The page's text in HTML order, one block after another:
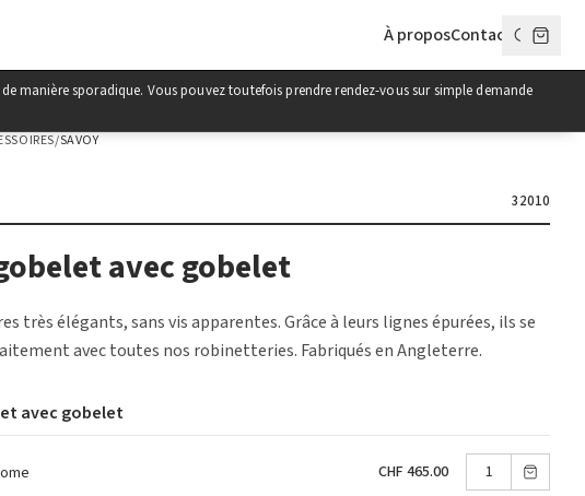
manière sporadique. Vous pouvez toutefois prendre rendez-vous sur simple demande
À proposContact
/SAVOY
32010
avec gobelet
très élégants, sans vis apparentes. Grâce à leurs lignes épurées, ils se
avec toutes nos robinetteries. Fabriqués en Angleterre.
avec gobelet
CHF 465.00